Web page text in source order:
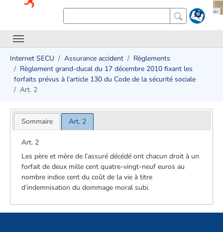
Internet SECU Assurance accident
Règlements
Règlement grand-ducal du 17 décembre 2010 fixant les
forfaits prévus à l’article 130 du Code de la sécurité sociale
Art. 2
Sommaire Art. 2
Art. 2
Les père et mère de l’assuré décédé ont chacun droit à un
forfait de deux mille cent quatre-vingt-neuf euros au
nombre indice cent du coût de la vie à titre
d’indemnisation du dommage moral subi.